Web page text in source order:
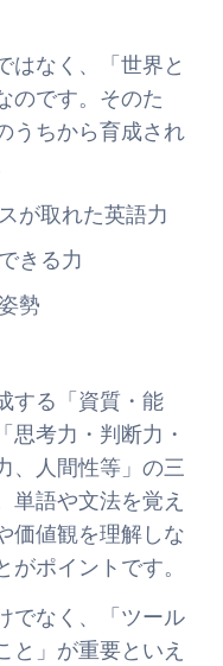
はなく、「世界と
のです。そのた
うちから育成され
が取れた英語力
きる力
勢
する「資質・能
思考力・判断力・
、人間性等」の三
単語や文法を覚え
価値観を理解しな
ポイントです。
でなく、「ツール
と」が重要といえ